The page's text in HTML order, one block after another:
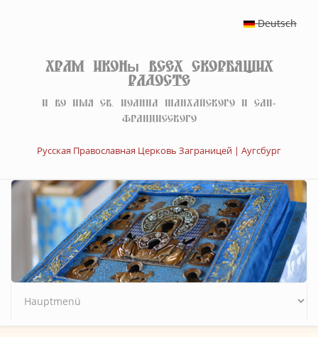
Deutsch
Храм иконы Всех скорбящих
Радосте
И во имя св. Иоанна Шанхайского и Сан-
Францисского
Русская Православная Церковь Заграницей | Аугсбург